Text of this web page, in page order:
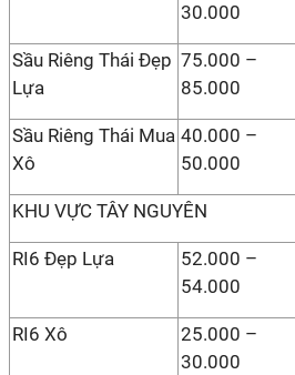
30.000
Sầu Riêng Thái Đẹp
Lựa
75.000 –
85.000
Sầu Riêng Thái Mua
Xô
40.000 –
50.000
KHU VỰC TÂY NGUYÊN
RI6 Đẹp Lựa
52.000 –
54.000
RI6 Xô
25.000 –
30.000